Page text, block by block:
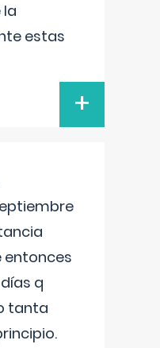
la
estas
+
entonces
q
tanta